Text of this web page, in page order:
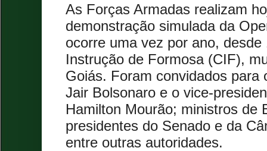
As Forças Armadas realizam
demonstração simulada da
ocorre uma vez por ano,
Instrução de Formosa (CIF),
Goiás. Foram convidados para
Jair Bolsonaro e o vice-
Hamilton Mourão; ministros de
presidentes do Senado e da
entre outras autoridades.